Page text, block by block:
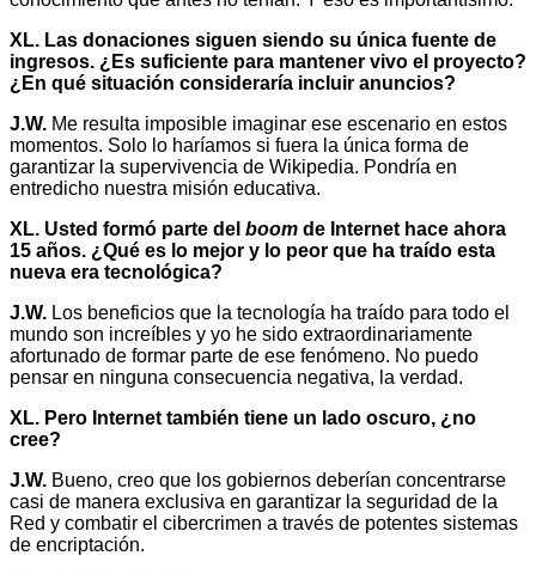
XL. Las donaciones siguen siendo su única fuente de
ingresos. ¿Es suficiente para mantener vivo el proyecto?
¿En qué situación consideraría incluir anuncios?
J.W. Me resulta imposible imaginar ese escenario en estos
momentos. Solo lo haríamos si fuera la única forma de
garantizar la supervivencia de Wikipedia. Pondría en
entredicho nuestra misión educativa.
XL. Usted formó parte del boom de Internet hace ahora
15 años. ¿Qué es lo mejor y lo peor que ha traído esta
nueva era tecnológica?
J.W. Los beneficios que la tecnología ha traído para todo el
mundo son increíbles y yo he sido extraordinariamente
afortunado de formar parte de ese fenómeno. No puedo
pensar en ninguna consecuencia negativa, la verdad.
XL. Pero Internet también tiene un lado oscuro, ¿no
cree?
J.W. Bueno, creo que los gobiernos deberían concentrarse
casi de manera exclusiva en garantizar la seguridad de la
Red y combatir el cibercrimen a través de potentes sistemas
de encriptación.